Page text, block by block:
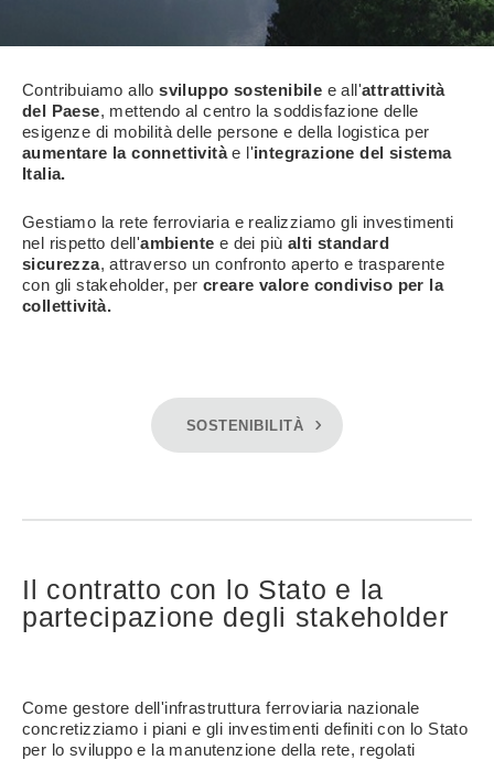
Contribuiamo allosviluppo sostenibile e all'attrattività
del Paese, mettendo al centro la soddisfazione delle
esigenze di mobilità delle persone e della logistica per
aumentare la connettivitàe l'integrazione del sistema
Italia.
Gestiamo la rete ferroviaria e realizziamo gli investimenti
nel rispetto dell'ambiente e dei più alti standard
sicurezza, attraverso un confronto aperto e trasparente
con gli stakeholder, per creare valore condiviso per la
collettività.
SOSTENIBILITÀ
Il contratto con lo Stato e la
partecipazione degli stakeholder
Come gestore dell'infrastruttura ferroviaria nazionale
concretizziamo i piani e gli investimenti definiti con lo Stato
per lo sviluppo e la manutenzione della rete, regolati